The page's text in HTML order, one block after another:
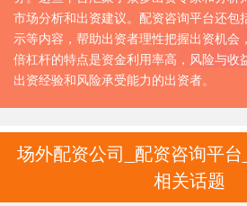
市场分析和出资建议。配资咨询平台还包
示等内容，帮助出资者理性把握出资机会
倍杠杆的特点是资金利用率高，风险与收
出资经验和风险承受能力的出资者。
场外配资公司_配资咨询平
相关话题